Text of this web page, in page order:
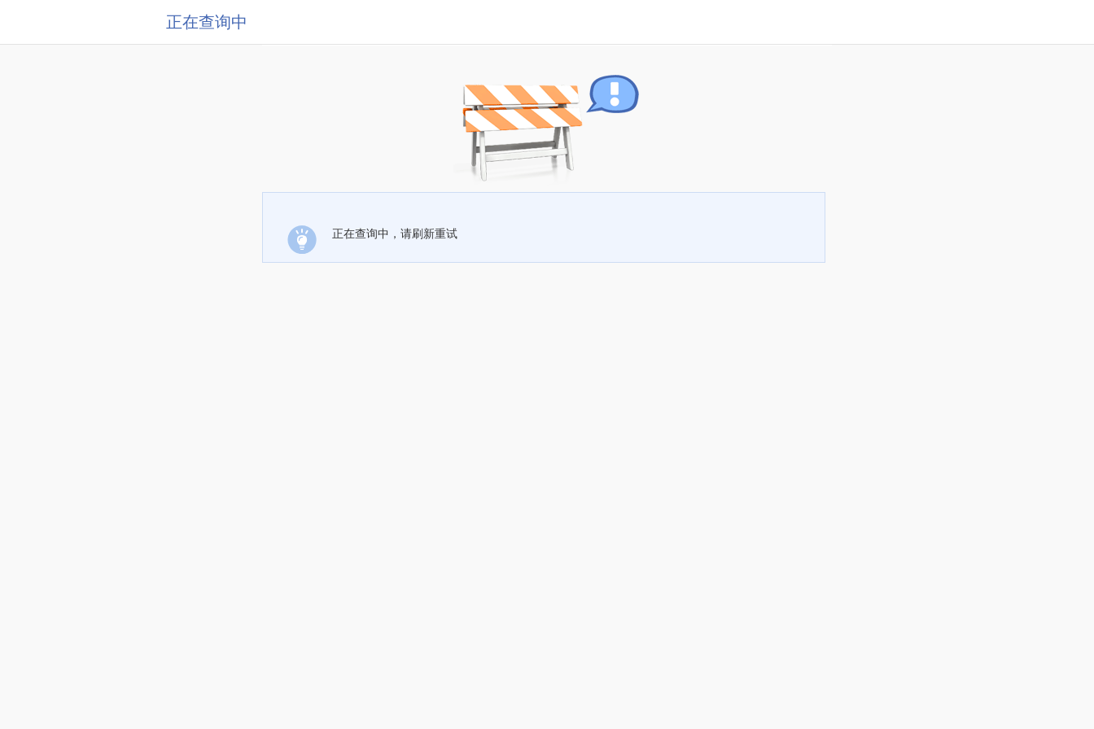
正在查询中
正在查询中，请刷新重试